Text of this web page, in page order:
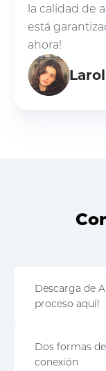
la calidad de
está
ahora!
Descarga de
proceso aquí!
Dos formas
conexión